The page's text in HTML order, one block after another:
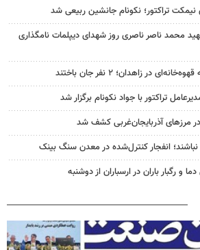
نیمکت تراکتور؛ نکونام جانشین ربیعی شد
محمد ناصر ناصری روز شهدای دیپلمات نامگذاری
در زاهدان؛ ۲ نفر جان باختند
تراکتور با جواد نکونام برگزار شد
نباشند؛ انفجار کنترل‌شده در معدن سنگ بینک
رگبار باران در ارسباران از دوشنبه